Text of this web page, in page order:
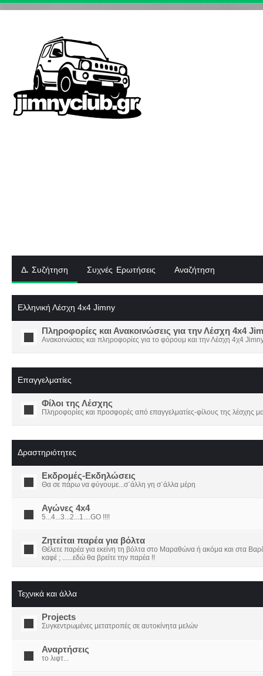
Δ. Συζήτηση Συχνές Ερωτήσεις Αναζήτηση
Ελληνική Λέσχη 4x4 Jimny
Πληροφορίες και Ανακοινώσεις για την Λέσχη 4x4
Ανακοινώσεις και πληροφορίες για το φόρουμ και την Λέσχη 4χ4
Επαγγελματίες
Φίλοι της Λέσχης
Πληροφορίες και προσφορές από επαγγελματίες-φίλους της λέσχης
Δραστηριότητες
Εκδρομές-Εκδηλώσεις
Θα σε πάρω να φύγουμε...σ΄άλλη γη σ΄άλλα μέρη
Αγώνες 4x4
5...4...3...2...1....GO !!!!
Ζητείται παρέα για βόλτα
Θέλετε παρέα για εκείνη τη βόλτα στο Μαραθώνα ή ακόμα και στα
καφέ ; ......εδώ θα βρείτε την παρέα !!
Τεχνικά και άλλα
Projects
Συγκεντρωμένες μετατροπές σε αυτοκίνητα μελών
Αναρτήσεις
το λιφτ...